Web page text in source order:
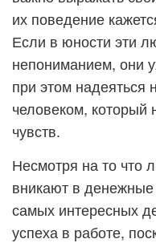
их поведение
Если в юности эти
непониманием, они
при этом надеяться
человеком, который
чувств.
Несмотря на то что
вникают в
самых интересных
успеха в работе,